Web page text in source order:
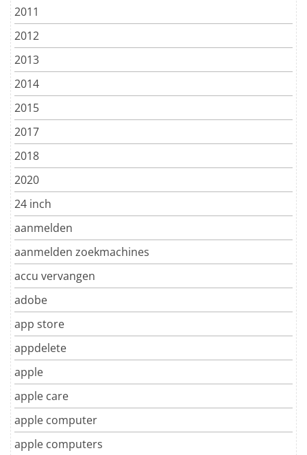
2011
2012
2013
2014
2015
2017
2018
2020
24 inch
aanmelden
aanmelden zoekmachines
accu vervangen
adobe
app store
appdelete
apple
apple care
apple computer
apple computers